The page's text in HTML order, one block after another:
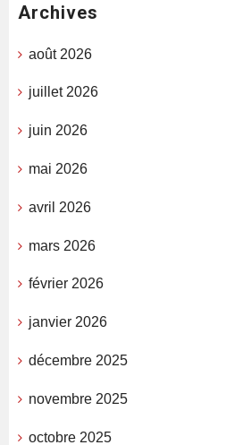
Archives
août 2026
juillet 2026
juin 2026
mai 2026
avril 2026
mars 2026
février 2026
janvier 2026
décembre 2025
novembre 2025
octobre 2025